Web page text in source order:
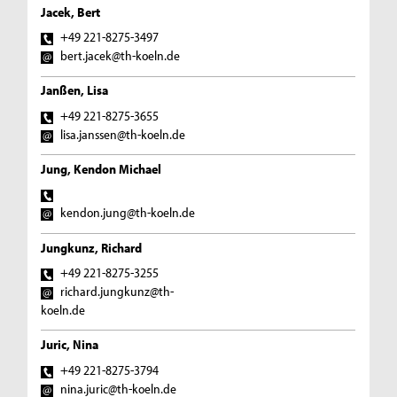
Jacek, Bert
+49 221-8275-3497
bert.jacek@th-koeln.de
Janßen, Lisa
+49 221-8275-3655
lisa.janssen@th-koeln.de
Jung, Kendon Michael
kendon.jung@th-koeln.de
Jungkunz, Richard
+49 221-8275-3255
richard.jungkunz@th-
koeln.de
Juric, Nina
+49 221-8275-3794
nina.juric@th-koeln.de